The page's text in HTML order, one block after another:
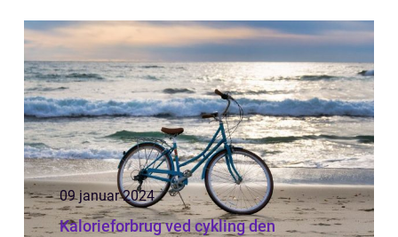
artikel vil vi udforske titlen “verdens...
09 januar 2024
Kalorieforbrug ved cykling den